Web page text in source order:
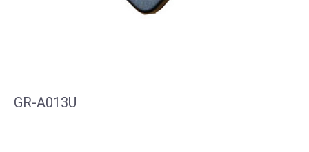
GR-A013U